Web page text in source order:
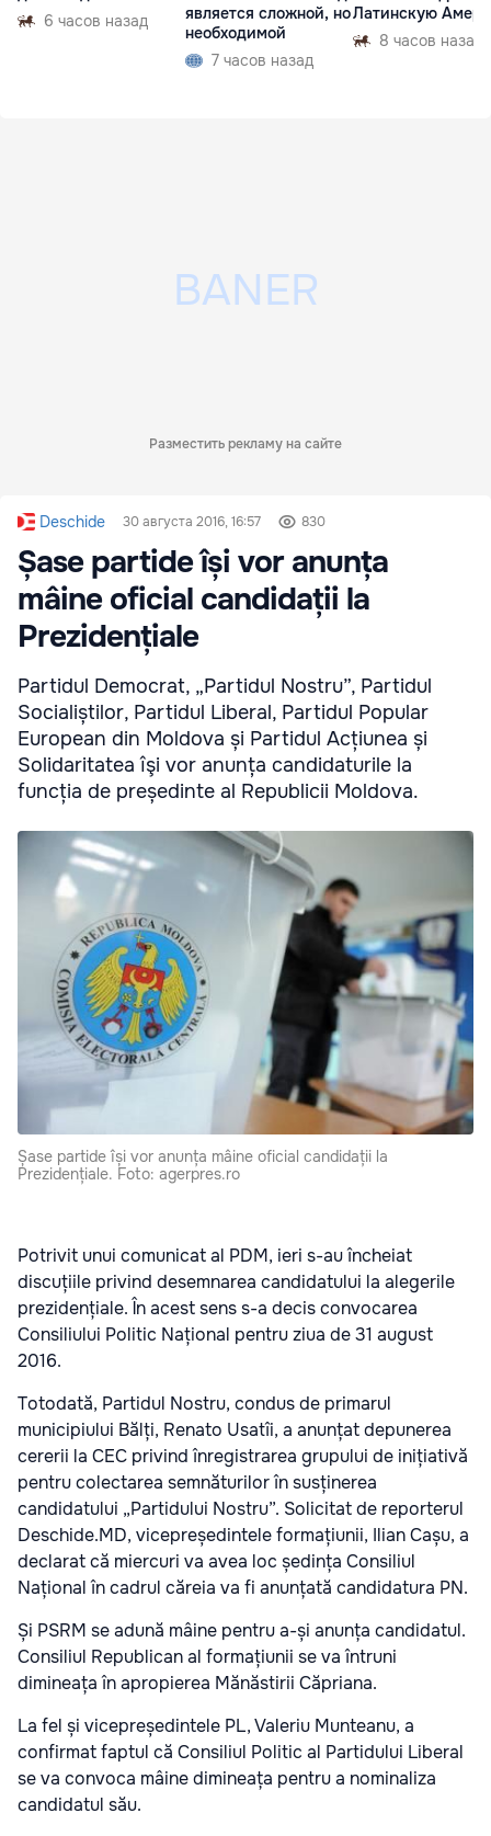
6 часов назад
является сложной, но
необходимой
7 часов назад
Латинскую
8 часов назад
Разместить рекламу на сайте
Deschide 30 августа 2016, 16:57 830
Șase partide își vor anunța
mâine oficial candidații la
Prezidențiale
Partidul Democrat, „Partidul Nostru”, Partidul
Socialiștilor, Partidul Liberal, Partidul Popular
European din Moldova și Partidul Acțiunea și
Solidaritatea îşi vor anunța candidaturile la
funcția de președinte al Republicii Moldova.
Șase partide își vor anunța mâine oficial candidații la
Prezidențiale. Foto: agerpres.ro
Potrivit unui comunicat al PDM, ieri s-au încheiat
discuțiile privind desemnarea candidatului la alegerile
prezidențiale. În acest sens s-a decis convocarea
Consiliului Politic Național pentru ziua de 31 august
2016.
Totodată, Partidul Nostru, condus de primarul
municipiului Bălți, Renato Usatîi, a anunțat depunerea
cererii la CEC privind înregistrarea grupului de inițiativă
pentru colectarea semnăturilor în susținerea
candidatului „Partidului Nostru”. Solicitat de reporterul
Deschide.MD, vicepreședintele formațiunii, Ilian Cașu, a
declarat că miercuri va avea loc ședința Consiliul
Național în cadrul căreia va fi anunțată candidatura PN.
Și PSRM se adună mâine pentru a-și anunța candidatul.
Consiliul Republican al formațiunii se va întruni
dimineața în apropierea Mănăstirii Căpriana.
La fel și vicepreședintele PL, Valeriu Munteanu, a
confirmat faptul că Consiliul Politic al Partidului Liberal
se va convoca mâine dimineața pentru a nominaliza
candidatul său.